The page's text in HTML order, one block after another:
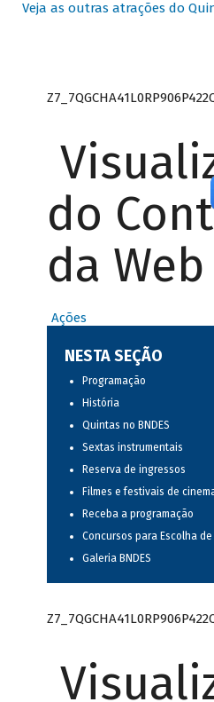
Veja as outras atrações do
do
da Web
Ações
NESTA SEÇÃO
Programação
História
Quintas no BNDES
Sextas instrumentais
Reserva de ingressos
Filmes e festivais de
Receba a programação
Concursos para Escolha
Galeria BNDES